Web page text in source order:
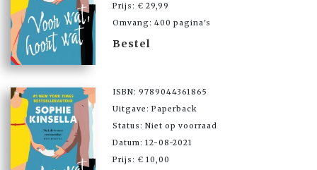
Prijs: € 29,99
Omvang: 400 pagina's
Bestel
ISBN: 9789044361865
Uitgave: Paperback
Status: Niet op voorraad
Datum: 12-08-2021
Prijs: € 10,00